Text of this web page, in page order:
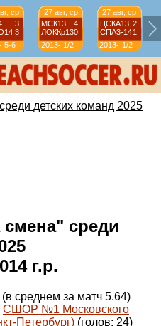
ср
3
3
5-6
27 авг, ср
МСК13
4
ЛОККр130
2013-
2014
1/2
27 авг, ср
ЦСКА13 2
СПА3-141
2013-
2014
1/2
детских команд 2025
среди
г.р.
среднем за матч 5.64)
СШОР №1 Московского
Петербург) (голов: 24)